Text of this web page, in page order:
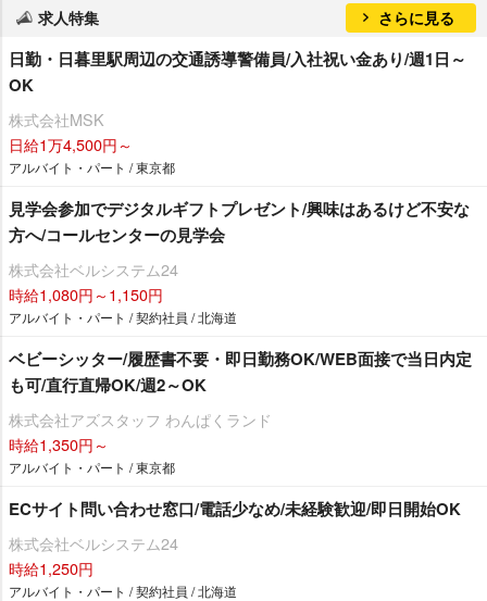
求人特集 さらに見る
日勤・日暮里駅周辺の交通誘導警備員/入社祝い金あり/週1日～
OK
株式会社MSK
日給1万4,500円～
アルバイト・パート / 東京都
見学会参加でデジタルギフトプレゼント/興味はあるけど不安な
方へ/コールセンターの見学会
株式会社ベルシステム24
時給1,080円～1,150円
アルバイト・パート / 契約社員 / 北海道
ベビーシッター/履歴書不要・即日勤務OK/WEB面接で当日内定
も可/直行直帰OK/週2～OK
株式会社アズスタッフ わんぱくランド
時給1,350円～
アルバイト・パート / 東京都
ECサイト問い合わせ窓口/電話少なめ/未経験歓迎/即日開始OK
株式会社ベルシステム24
時給1,250円
アルバイト・パート / 契約社員 / 北海道